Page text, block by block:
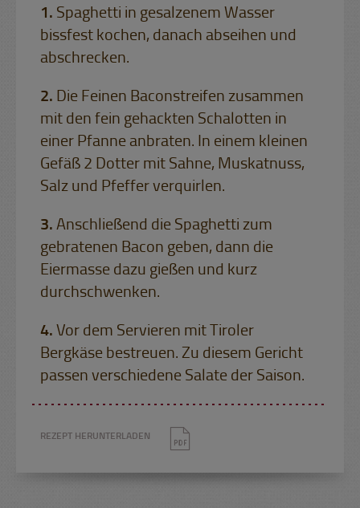
Spaghetti in gesalzenem Wasser
bissfest kochen, danach abseihen und
abschrecken.
Die Feinen Baconstreifen zusammen
mit den fein gehackten Schalotten in
einer Pfanne anbraten. In einem kleinen
Gefäß 2 Dotter mit Sahne, Muskatnuss,
Salz und Pfeffer verquirlen.
Anschließend die Spaghetti zum
gebratenen Bacon geben, dann die
Eiermasse dazu gießen und kurz
durchschwenken.
Vor dem Servieren mit Tiroler
Bergkäse bestreuen. Zu diesem Gericht
passen verschiedene Salate der Saison.
REZEPT HERUNTERLADEN